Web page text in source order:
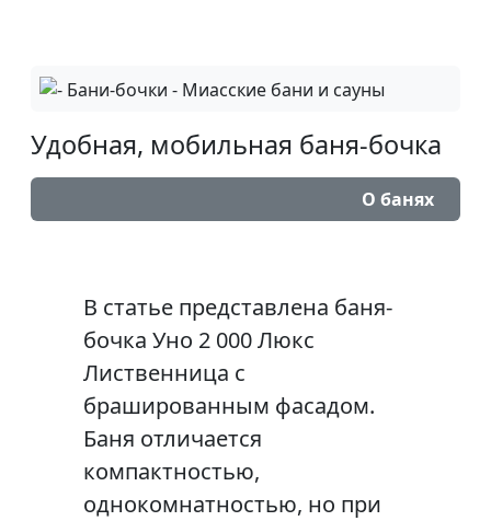
Удобная, мобильная баня-бочка
О банях
В статье представлена баня-
бочка Уно 2 000 Люкс
Лиственница с
брашированным фасадом.
Баня отличается
компактностью,
однокомнатностью, но при